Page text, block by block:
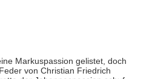
Markuspassion gelistet, doch
von Christian Friedrich